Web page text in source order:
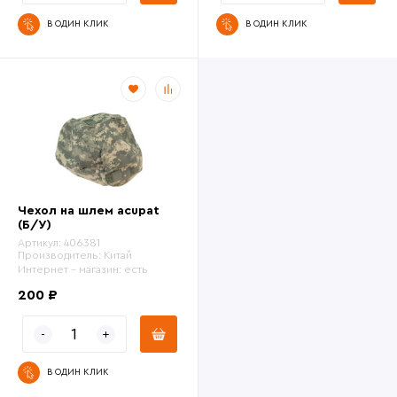
В ОДИН КЛИК В ОДИН КЛИК
Чехол на шлем acupat
(Б/У)
Артикул: 406381
Производитель: Китай
Интернет - магазин: есть
200 ₽
В ОДИН КЛИК